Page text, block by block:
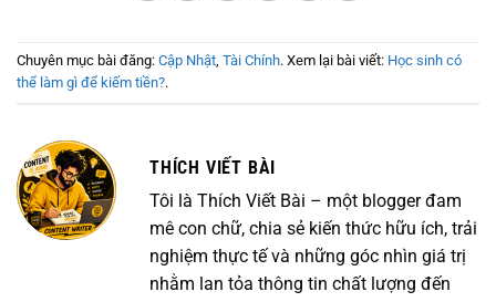
Chuyên mục bài đăng: Cập Nhật, Tài Chính. Xem lại bài viết: Học sinh có
thể làm gì để kiếm tiền?.
THÍCH VIẾT BÀI
Tôi là Thích Viết Bài – một blogger đam
mê con chữ, chia sẻ kiến thức hữu ích, trải
nghiệm thực tế và những góc nhìn giá trị
nhằm lan tỏa thông tin chất lượng đến